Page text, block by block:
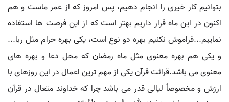
بتوانیم کار خیری را انجام دهیم، پس امروز که از عمر ماست و هم
اکنون در این ماه قرار داریم بهتر است که از این فرصت ها استفاده
نماییم...فراموش نکنیم بهره دو نوع است، یکی بهره حرام مثل ربا...
و یکی هم بهره معنوی مثل ماه رمضان که محل دعا و بهره های
معنوی می باشد.قرائت قرآن یکی از مهم ترین اعمال در این روزهای با
ارزش و مخصوصاً لیالی قدر می باشد چرا که خداوند متعال در قرآن